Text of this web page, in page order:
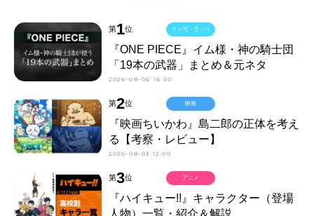
第1位
『ONE PIECE』イム様・神の騎士団
「19本の武器」まとめ＆元ネタ
2026-08-06 16:30
マンガ・ラノベ
第2位
『映画ちいかわ』島二郎の正体を考え
る【考察・レビュー】
2026-08-03 12:00
映画
第3位
『ハイキュー!!』キャラクター（登場
人物）一覧・紹介＆解説
アニメ